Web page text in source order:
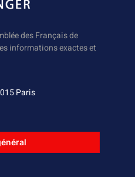
des Français de
informations exactes et
Paris